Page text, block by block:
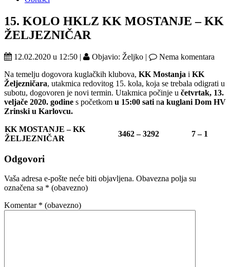
15. KOLO HKLZ KK MOSTANJE – KK
ŽELJEZNIČAR
12.02.2020 u 12:50 | Objavio: Željko |
Nema komentara
Na temelju dogovora kuglačkih klubova, KK Mostanja i KK
Željezničara, utakmica redovitog 15. kola, koja se trebala odigrati u
subotu, dogovoren je novi termin. Utakmica počinje u četvrtak, 13.
veljače 2020. godine s početkom u 15:00 sati na kuglani Dom HV
Zrinski u Karlovcu.
KK MOSTANJE – KK
ŽELJEZNIČAR
3462 – 3292 7 – 1
Odgovori
Vaša adresa e-pošte neće biti objavljena. Obavezna polja su
označena sa * (obavezno)
Komentar * (obavezno)